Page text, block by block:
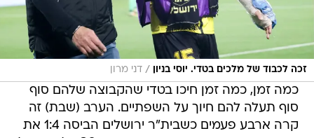
זכה לכבוד של מלכים בטדי. יוסי בניון / דני מרון
כמה זמן, כמה זמן חיכו בטדי שהקבוצה שלהם סוף
סוף תעלה להם חיוך על השפתיים. הערב (שבת) זה
קרה ארבע פעמים כשבית"ר ירושלים הביסה 1:4 את